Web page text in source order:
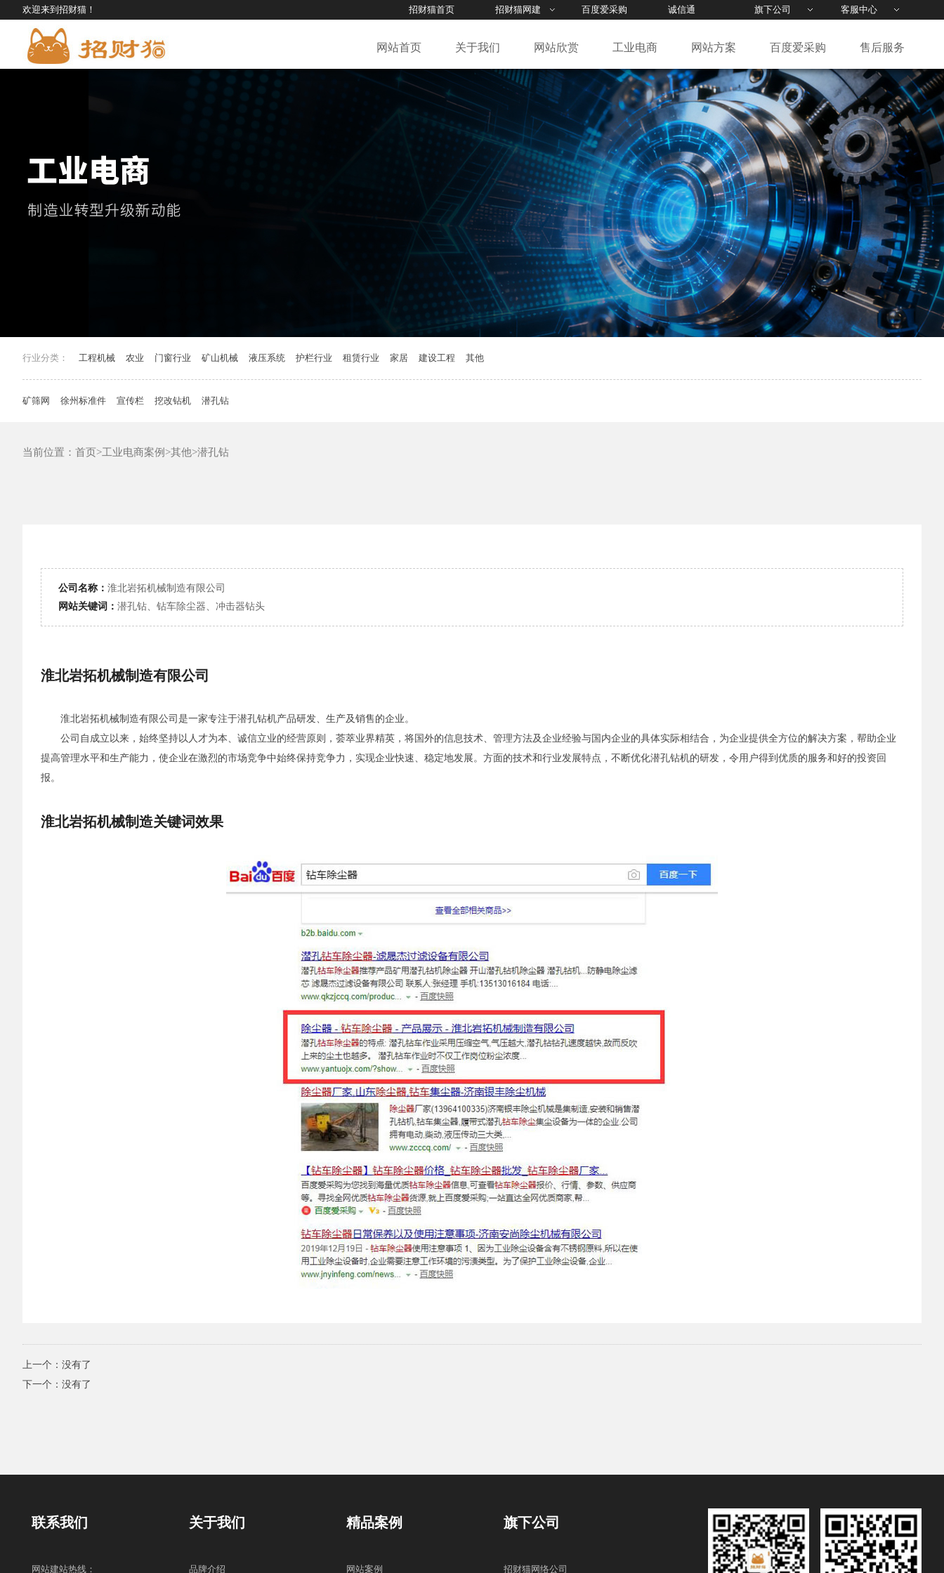
欢迎来到招财猫！ 招财猫首页 招财猫网建 百度爱采购 诚信通 旗下公司 客服中心
网站首页 关于我们 网站欣赏 工业电商 网站方案 百度爱采购 售后服务
行业分类： 工程机械 农业 门窗行业 矿山机械 液压系统 护栏行业 租赁行业 家居 建设工程 其他
矿筛网 徐州标准件 宣传栏 挖改钻机 潜孔钻
当前位置： 首页>工业电商案例 >其他>潜孔钻
公司名称：淮北岩拓机械制造有限公司
网站关键词：潜孔钻、钻车除尘器、冲击器钻头
淮北岩拓机械制造有限公司
淮北岩拓机械制造有限公司是一家专注于潜孔钻机产品研发、生产及销售的企业。
公司自成立以来，始终坚持以人才为本、诚信立业的经营原则，荟萃业界精英，将国外的信息技术、管理方法及企业经验与国内企业的具体实际相结合，为企业提供全方位的解决方案，帮助企业
提高管理水平和生产能力，使企业在激烈的市场竞争中始终保持竞争力，实现企业快速、稳定地发展。方面的技术和行业发展特点，不断优化潜孔钻机的研发，令用户得到优质的服务和好的投资回
报。
淮北岩拓机械制造关键词效果
上一个：没有了
下一个：没有了
联系我们
网站建站热线：
关于我们
品牌介绍
精品案例
网站案例
旗下公司
招财猫网络公司